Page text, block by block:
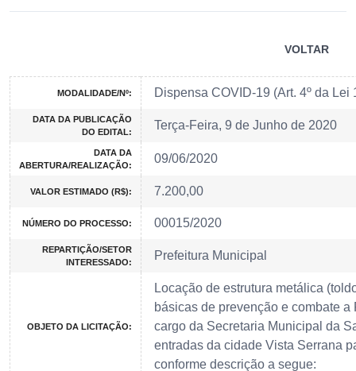
VOLTAR
MODALIDADE/Nº: Dispensa COVID-19 (Art. 4º da
DATA DA PUBLICAÇÃO
DO EDITAL:
Terça-Feira, 9 de Junho de 2020
DATA DA
ABERTURA/REALIZAÇÃO:
09/06/2020
VALOR ESTIMADO (R$): 7.200,00
NÚMERO DO PROCESSO: 00015/2020
REPARTIÇÃO/SETOR
INTERESSADO:
Prefeitura Municipal
OBJETO DA LICITAÇÃO:
Locação de estrutura metálica
básicas de prevenção e combate
cargo da Secretaria Municipal da
entradas da cidade Vista Serrana
conforme descrição a segue: